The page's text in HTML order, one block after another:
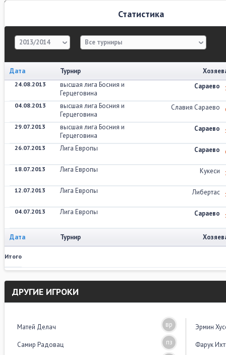
Статистика
2013/2014 Все турниры
Дата Турнир
24.08.2013
высшая лига Босния и
Герцеговина
Сараево
04.08.2013
высшая лига Босния и
Герцеговина
Славия Сараево
29.07.2013
высшая лига Босния и
Герцеговина
Сараево
26.07.2013 Лига Европы Сараево
18.07.2013 Лига Европы Кукеси
12.07.2013 Лига Европы Либертас
04.07.2013 Лига Европы Сараево
Дата Турнир
Итого
ДРУГИЕ ИГРОКИ
Матей Делач вр Эрмин
Самир Радовац пз Фарук